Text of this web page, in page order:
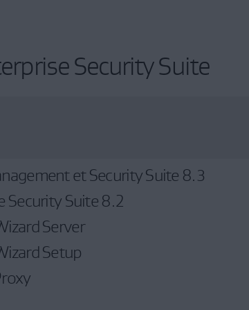
Security Suite
et Security Suite 8.3
Security Suite 8.2
Server
Setup